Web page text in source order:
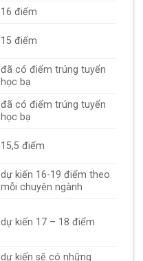
16 điểm
15 điểm
đã có điểm trúng tuyển
học bạ
đã có điểm trúng tuyển
học bạ
15,5 điểm
dự kiến 16-19 điểm theo
mỗi chuyên ngành
dự kiến 17 – 18 điểm
dự kiến sẽ có những